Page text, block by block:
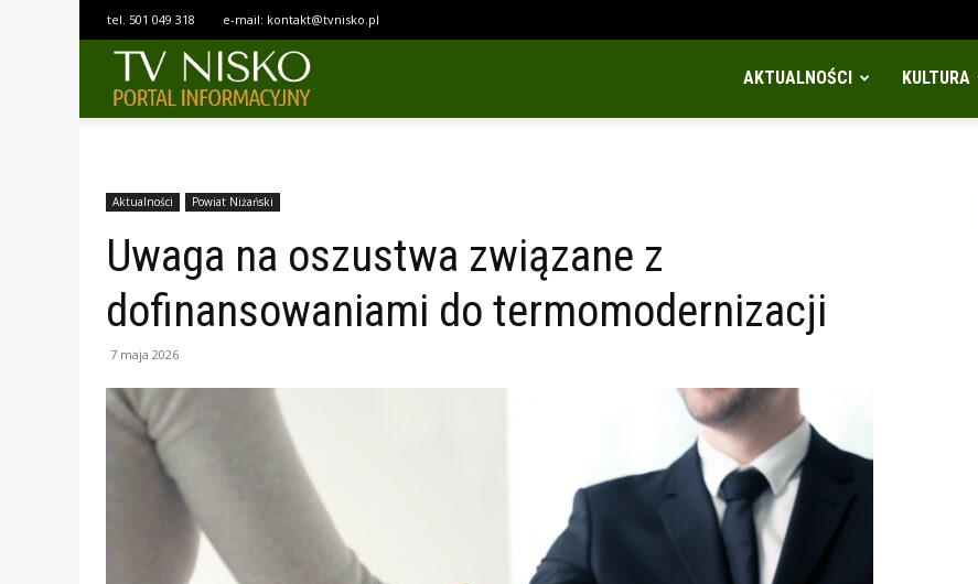
tel. 501 049 318 e-mail: kontakt@tvnisko.pl
AKTUALNOŚCI KULTURA
Aktualności Powiat Niżański
Uwaga na oszustwa związane z
dofinansowaniami do termomodernizacji
7 maja 2026